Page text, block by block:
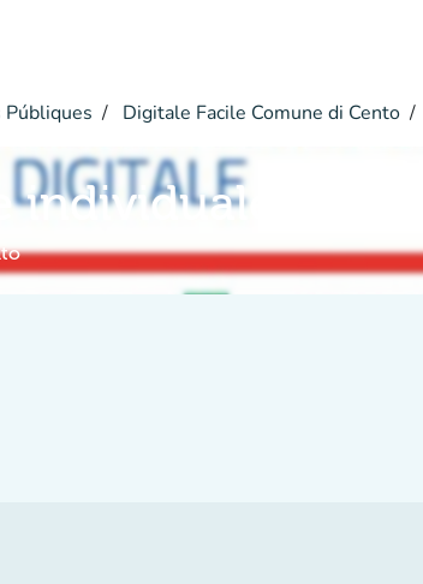
Digitale Facile Comune di Cento
individuale